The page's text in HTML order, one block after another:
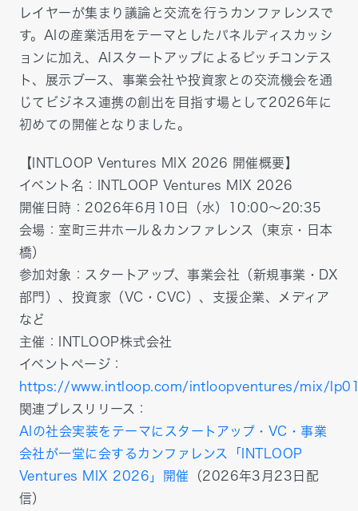
レイヤーが集まり議論と交流を行うカンファレンスで
す。AIの産業活用をテーマとしたパネルディスカッシ
ョンに加え、AIスタートアップによるピッチコンテス
ト、展示ブース、事業会社や投資家との交流機会を通
じてビジネス連携の創出を目指す場として2026年に
初めての開催となりました。
【INTLOOP Ventures MIX 2026 開催概要】
イベント名：INTLOOP Ventures MIX 2026
開催日時：2026年6月10日（水）10:00～20:35
会場：室町三井ホール＆カンファレンス（東京・日本
橋）
参加対象：スタートアップ、事業会社（新規事業・DX
部門）、投資家（VC・CVC）、支援企業、メディア
など
主催：INTLOOP株式会社
イベントページ：
https://www.intloop.com/intloopventures/mix/
関連プレスリリース：
AIの社会実装をテーマにスタートアップ・VC・事業
会社が一堂に会するカンファレンス「INTLOOP
Ventures MIX 2026」開催
（2026年3月23日配
信）